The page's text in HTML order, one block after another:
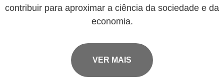
contribuir para aproximar a ciência da sociedade e da
economia.
VER MAIS